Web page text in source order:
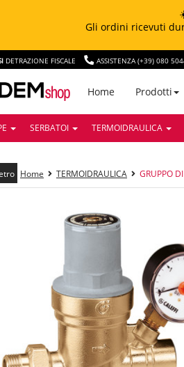
Gli ordini ricevuti
DETRAZIONE FISCALE ASSISTENZA (+39) 080
Home Prodotti
SERBATOI TERMOIDRAULICA
Home TERMOIDRAULICA GRUPPO